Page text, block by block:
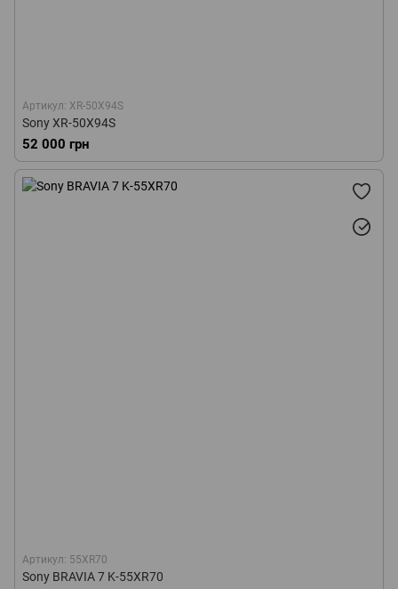
Артикул: XR-50X94S
Sony XR-50X94S
52 000 грн
Артикул: 55XR70
Sony BRAVIA 7 K-55XR70